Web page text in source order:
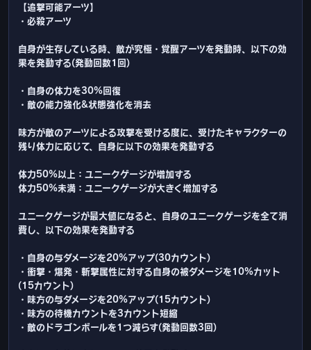
【追撃可能アーツ】
・必殺アーツ
自身が生存している時、敵が究極・覚醒アーツを発動時、以下の効
果を発動する(発動回数1回)
・自身の体力を30%回復
・敵の能力強化&状態強化を消去
味方が敵のアーツによる攻撃を受ける度に、受けたキャラクターの
残り体力に応じて、自身に以下の効果を発動する
体力50%以上：ユニークゲージが増加する
体力50%未満：ユニークゲージが大きく増加する
ユニークゲージが最大値になると、自身のユニークゲージを全て消
費し、以下の効果を発動する
・自身の与ダメージを20%アップ(30カウント)
・衝撃・爆発・斬撃属性に対する自身の被ダメージを10%カット
(15カウント)
・味方の与ダメージを20%アップ(15カウント)
・味方の待機カウントを3カウント短縮
・敵のドラゴンボールを1つ減らす(発動回数3回)